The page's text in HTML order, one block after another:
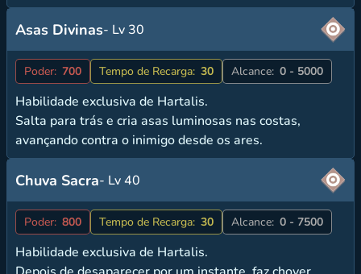
Asas Divinas- Lv 30
Poder: 700 Tempo de Recarga: 30 Alcance: 0 - 5000
Habilidade exclusiva de Hartalis.
Salta para trás e cria asas luminosas nas costas,
avançando contra o inimigo desde os ares.
Chuva Sacra- Lv 40
Poder: 800 Tempo de Recarga: 30 Alcance: 0 - 7500
Habilidade exclusiva de Hartalis.